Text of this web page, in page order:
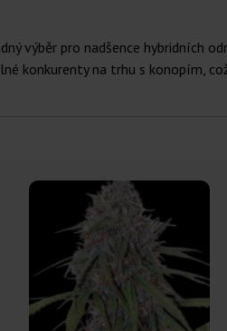
výběr pro nadšence hybridních
konkurenty na trhu s konopím,